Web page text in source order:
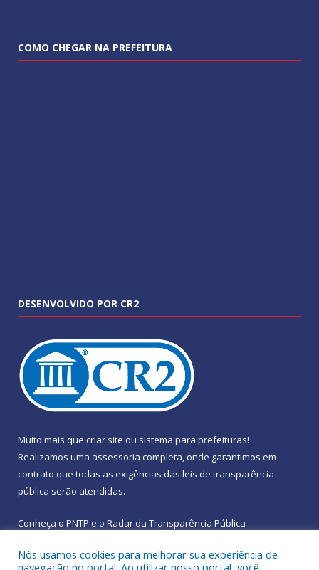
COMO CHEGAR NA PREFEITURA
DESENVOLVIDO POR CR2
Muito mais que criar site ou sistema para prefeituras!
Realizamos uma assessoria completa, onde garantimos em
contrato que todas as exigências das leis de transparência
pública serão atendidas.
Conheça o PNTP e o Radar da Transparência Pública
Nós usamos cookies para melhorar sua experiência de
navegação no portal. Ao utilizar nosso portal, você